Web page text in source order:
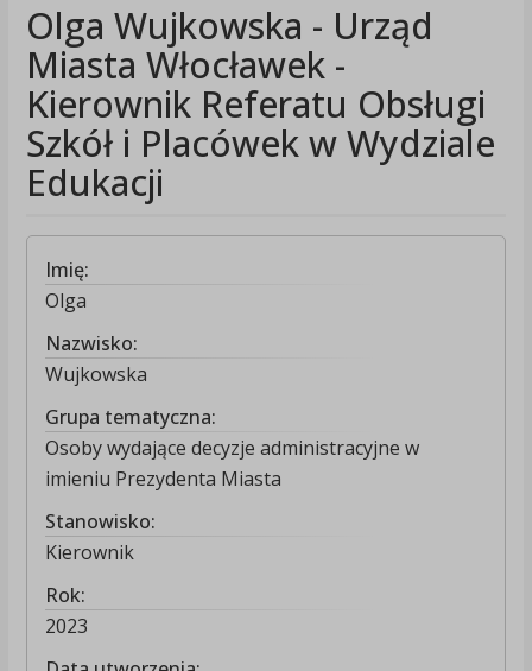
Olga Wujkowska - Urząd
Miasta Włocławek -
Kierownik Referatu Obsługi
Szkół i Placówek w Wydziale
Edukacji
Imię:
Olga
Nazwisko:
Wujkowska
Grupa tematyczna:
Osoby wydające decyzje administracyjne w
imieniu Prezydenta Miasta
Stanowisko:
Kierownik
Rok:
2023